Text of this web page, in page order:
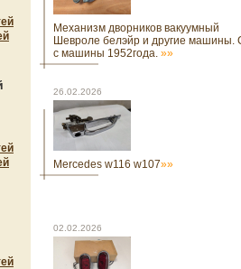
Механизм дворников вакуумный
Шевроле белэйр и другие машины.
с машины 1952года. »»
26.02.2026
Mercedes w116 w107»»
02.02.2026